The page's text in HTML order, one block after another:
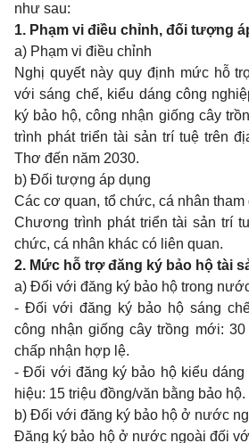
như sau:
1. Phạm vi điều chỉnh, đối tượng
a) Phạm vi điều chỉnh
Nghị quyết này quy định mức hỗ
với sáng chế, kiểu dáng công
ký bảo hộ, công nhận giống cây
trình phát triển tài sản trí tuệ trên
Thơ đến năm 2030.
b) Đối tượng áp dụng
Các cơ quan, tổ chức, cá nhân
Chương trình phát triển tài sản trí
chức, cá nhân khác có liên quan.
2. Mức hỗ trợ đăng ký bảo hộ tài
a) Đối với đăng ký bảo hộ trong
- Đối với đăng ký bảo hộ sáng
công nhận giống cây trồng mới:
chấp nhận hợp lệ.
- Đối với đăng ký bảo hộ kiểu dáng
hiệu: 15 triệu đồng/văn bằng bảo hộ.
b) Đối với đăng ký bảo hộ ở nước
Đăng ký bảo hộ ở nước ngoài đối